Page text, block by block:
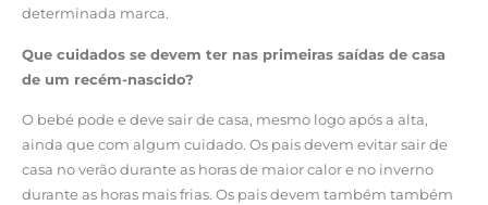
determinada marca.
Que cuidados se devem ter nas primeiras saídas de casa
de um recém-nascido?
O bebé pode e deve sair de casa, mesmo logo após a alta,
ainda que com algum cuidado. Os pais devem evitar sair de
casa no verão durante as horas de maior calor e no inverno
durante as horas mais frias. Os pais devem também também